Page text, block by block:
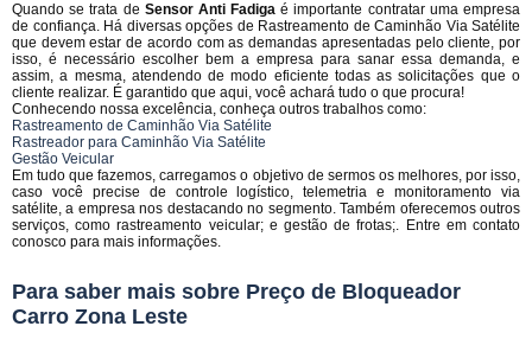
Quando se trata de Sensor Anti Fadiga é importante contratar uma empresa
de confiança. Há diversas opções de Rastreamento de Caminhão Via Satélite
que devem estar de acordo com as demandas apresentadas pelo cliente, por
isso, é necessário escolher bem a empresa para sanar essa demanda, e
assim, a mesma, atendendo de modo eficiente todas as solicitações que o
cliente realizar. É garantido que aqui, você achará tudo o que procura!
Conhecendo nossa excelência, conheça outros trabalhos como:
Rastreamento de Caminhão Via Satélite
Rastreador para Caminhão Via Satélite
Gestão Veicular
Em tudo que fazemos, carregamos o objetivo de sermos os melhores, por isso,
caso você precise de controle logístico, telemetria e monitoramento via
satélite, a empresa nos destacando no segmento. Também oferecemos outros
serviços, como rastreamento veicular; e gestão de frotas;. Entre em contato
conosco para mais informações.
Para saber mais sobre Preço de Bloqueador
Carro Zona Leste